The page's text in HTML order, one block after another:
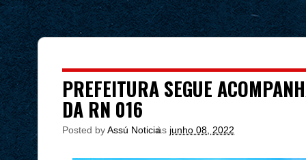
PREFEITURA SEGUE
DA RN 016
Posted byAssú Noticia
às junho 08, 2022